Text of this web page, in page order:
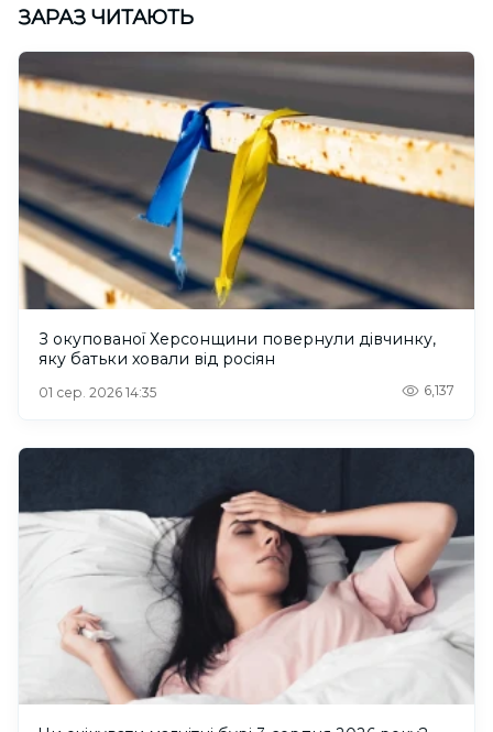
ЗАРАЗ ЧИТАЮТЬ
З окупованої Херсонщини повернули дівчинку,
яку батьки ховали від росіян
01 сер. 2026 14:35 6,137